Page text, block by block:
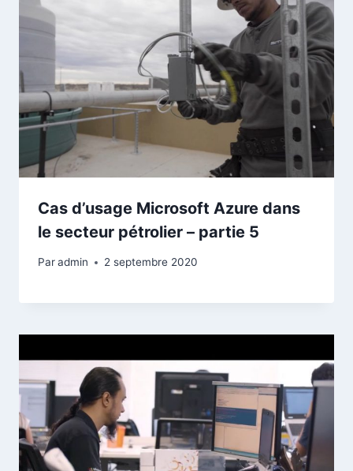
Cas d’usage Microsoft Azure dans
le secteur pétrolier – partie 5
Paradmin 2 septembre 2020